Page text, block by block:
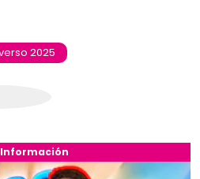
Información
2025